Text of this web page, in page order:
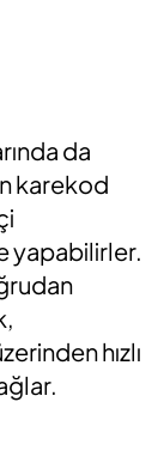
da
karekod
yapabilirler.
hızlı